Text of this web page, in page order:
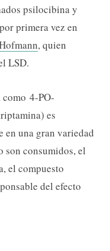
psilocibina y
primera vez en
, quien
LSD.
4-PO-
es
en una gran variedad
son consumidos, el
el compuesto
del efecto